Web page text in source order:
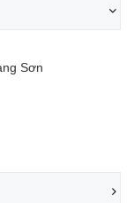
Sơn